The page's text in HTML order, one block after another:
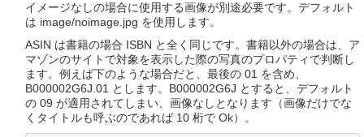
イメージなしの場合に使用する画像が別途必要です。デフォルト
は image/noimage.jpg を使用します。
ASIN は書籍の場合 ISBN と全く同じです。書籍以外の場合は、ア
マゾンのサイトで対象を表示した際の写真のプロパティで判断し
ます。例えば下のような場合だと、最後の 01 を含め、
B000002G6J.01 とします。B000002G6J とすると、デフォルト
の 09 が適用されてしまい、画像なしとなります（画像だけでな
くタイトルも呼ぶのであれば 10 桁で Ok）。